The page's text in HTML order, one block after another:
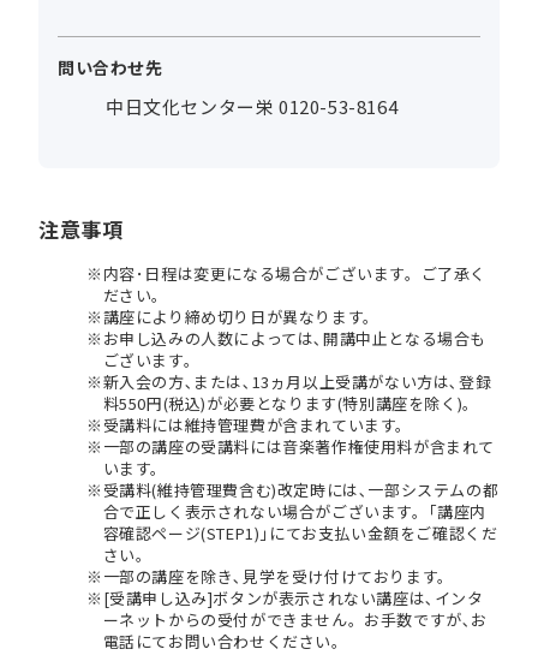
問い合わせ先
中日文化センター栄 0120-53-8164
注意事項
内容･日程は変更になる場合がございます。ご了承く
ださい。
講座により締め切り日が異なります。
お申し込みの人数によっては､開講中止となる場合も
ございます。
新入会の方､または､13ヵ月以上受講がない方は､登録
料550円(税込)が必要となります(特別講座を除く)。
受講料には維持管理費が含まれています。
一部の講座の受講料には音楽著作権使用料が含まれて
います。
受講料(維持管理費含む)改定時には､一部システムの都
合で正しく表示されない場合がございます。｢講座内
容確認ページ(STEP1)｣にてお支払い金額をご確認くだ
さい。
一部の講座を除き､見学を受け付けております。
[受講申し込み]ボタンが表示されない講座は､インタ
ーネットからの受付ができません。お手数ですが､お
電話にてお問い合わせください。